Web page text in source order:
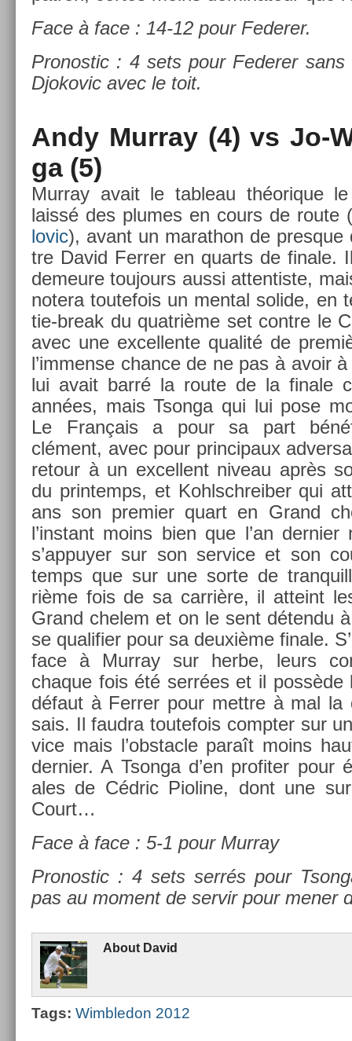
Face à face : 14-12 pour Feder­er.
Pro­nos­tic : 4 sets pour Feder­er
Djokovic avec le toit.
Andy Mur­ray (4) vs Jo-
ga (5)
Mur­ray avait le tab­leau théorique
laissé des plumes en cours de route (
lovic), avant un marat­hon de
tre David Ferr­er en quarts de fin­ale.
de­meure toujours aussi at­tentis­te,
notera toutefois un ment­al sol­ide, en
tie-break du quat­rième set con­tre le
avec une ex­cel­lente qualité de
l’im­mense chan­ce de ne pas à avoir
lui avait barré la route de la fin­ale
années, mais Tson­ga qui lui pose
Le Français a pour sa part
clément, avec pour prin­cipaux
re­tour à un ex­cel­lent niveau après
du prin­temps, et Kohlschreib­er qui
ans son pre­mi­er quart en Grand
l’instant moins bien que l’an
s’ap­puy­er sur son ser­vice et son
temps que sur une sorte de
rième fois de sa carrière, il at­teint
Grand chelem et on le sent détendu
se qualifi­er pour sa deuxième fin­ale.
face à Mur­ray sur herbe, leurs
chaque fois été serrées et il possède
défaut à Ferr­er pour mettre à mal la
sais. Il faud­ra toutefois com­pt­er sur
vice mais l’obstac­le paraît moins
de­rni­er. A Tson­ga d’en pro­fit­er
ales de Cédric Pioline, dont une
Court…
Face à face : 5-1 pour Mur­ray
Pro­nos­tic : 4 sets serrés pour
pas au mo­ment de ser­vir pour mener
About David
Tags: Wimbledon 2012